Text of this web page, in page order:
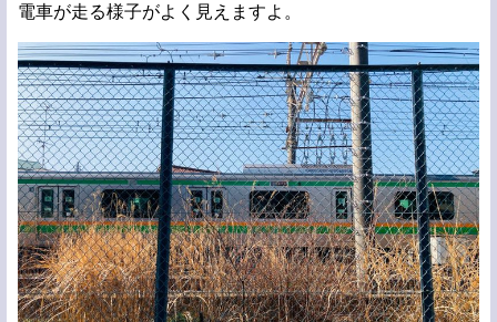
電車が走る様子がよく見えますよ。